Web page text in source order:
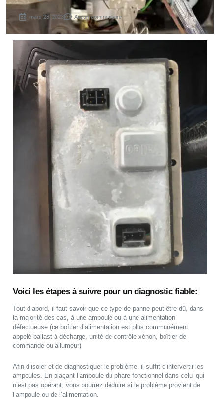
mars 28, 2023 Aucun commentaire
Voici les étapes à suivre pour un diagnostic fiable:
Tout d’abord, il faut savoir que ce type de panne peut être dû, dans
la majorité des cas, à une ampoule ou à une alimentation
défectueuse (ce boîtier d’alimentation est plus communément
appelé ballast à décharge, unité de contrôle xénon, boîtier de
commande ou allumeur).
Afin d’isoler et de diagnostiquer le problème, il suffit d’intervertir les
ampoules. En plaçant l’ampoule du phare fonctionnel dans celui qui
n’est pas opérant, vous pourrez déduire si le problème provient de
l’ampoule ou de l’alimentation.